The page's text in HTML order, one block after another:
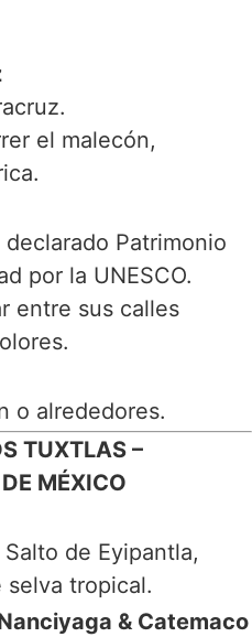
.
el malecón,
declarado Patrimonio
por la UNESCO.
entre sus calles
o alrededores.
TUXTLAS –
MÉXICO
Salto de Eyipantla,
selva tropical.
& Catemaco